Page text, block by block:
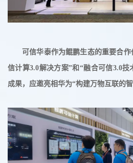
可信华泰作为鲲鹏生态的重要合作
信计算3.0解决方案”和“融合可信3.0
成果，应邀亮相华为“构建万物互联的